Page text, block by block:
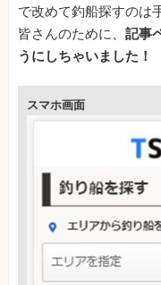
で改めて釣船探すのは
皆さんのために、 記事
うにしちゃいました！
スマホ画面